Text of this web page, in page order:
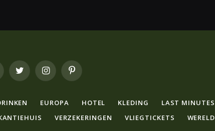
Twitter InstagramPinterest
EUROPA HOTEL KLEDING LAST MINUTES
VERZEKERINGEN VLIEGTICKETS WERELD